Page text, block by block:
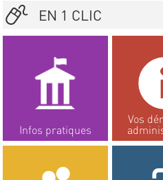
EN 1 CLIC
Infos pratiques
Vos